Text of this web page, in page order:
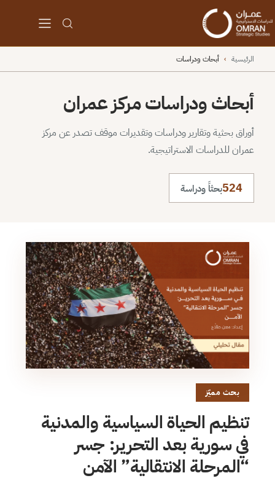
الرئيسية › أبحاث ودراسات
أبحاث ودراسات مركز عمران
أوراق بحثية وتقارير ودراسات وتقديرات موقف تصدر عن مركز
عمران للدراسات الاستراتيجية.
524بحثاً ودراسة
بحث مميّز
تنظيم الحياة السياسية والمدنية
في سورية بعد التحرير: جسر
“المرحلة الانتقالية” الآمن